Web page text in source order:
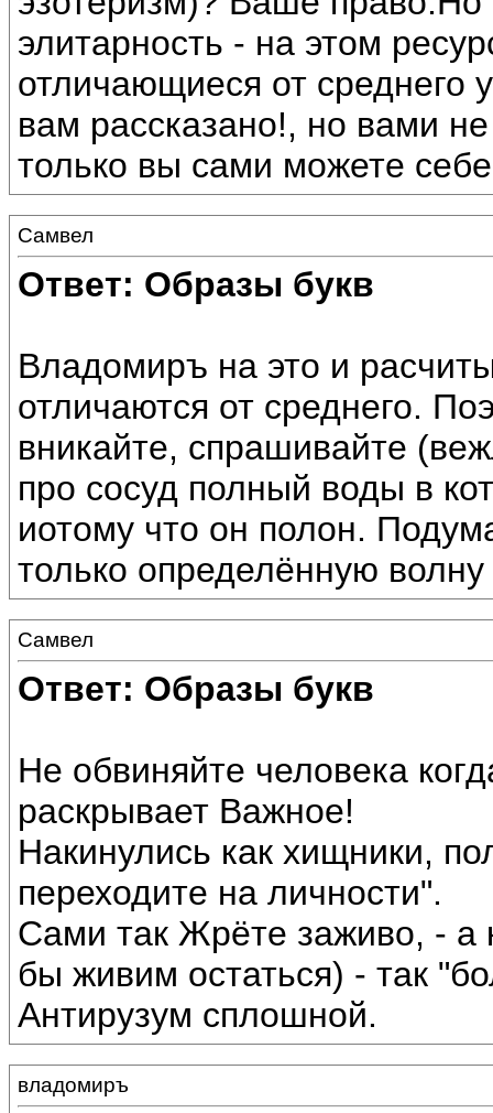
элитарность - на этом
отличающиеся от среднего
вам рассказано!, но вами
только вы сами можете
Самвел
Ответ: Образы букв
Владомиръ на это и
отличаются от среднего.
вникайте, спрашивайте
про сосуд полный воды в
иотому что он полон.
только определённую
Самвел
Ответ: Образы букв
Не обвиняйте человека
раскрывает Важное!
Накинулись как хищники,
переходите на личности".
Сами так Жрёте заживо, - а
бы живим остаться) - так
Антирузум сплошной.
владомиръ